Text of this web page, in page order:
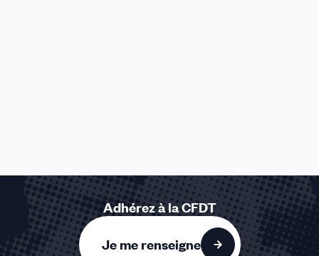
Adhérez à la CFDT
Je me renseigne